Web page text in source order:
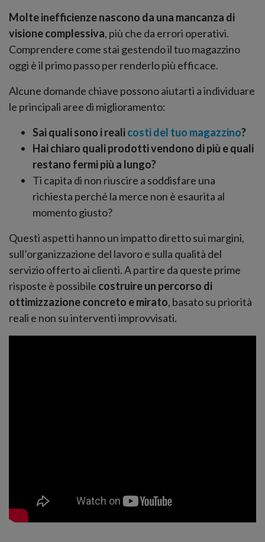
Molte inefficienze nascono da una mancanza di
visione complessiva, più che da errori operativi.
Comprendere come stai gestendo il tuo magazzino
oggi è il primo passo per renderlo più efficace.
Alcune domande chiave possono aiutarti a individuare
le principali aree di miglioramento:
Sai quali sono i realicosti del tuo magazzino?
Hai chiaro quali prodotti vendono di più e quali
restano fermi più a lungo?
Ti capita di non riuscire a soddisfare una
richiesta perché la merce non è esaurita al
momento giusto?
Questi aspetti hanno un impatto diretto sui margini,
sull’organizzazione del lavoro e sulla qualità del
servizio offerto ai clienti. A partire da queste prime
risposte è possibile costruire un percorso di
ottimizzazione concreto e mirato, basato su priorità
reali e non su interventi improvvisati.